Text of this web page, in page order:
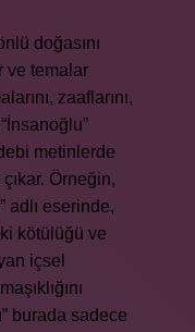
doğasını
ve temalar
zaaflarını,
metinlerde
Örneğin,
adlı eserinde,
kötülüğü ve
içsel
burada sadece